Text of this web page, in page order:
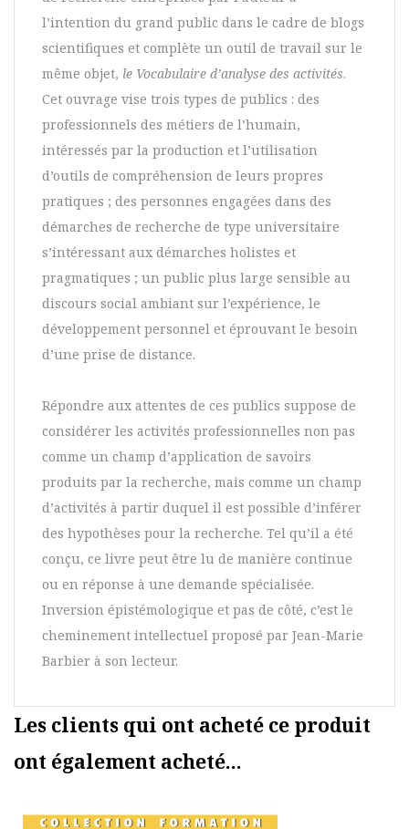
l’intention du grand public dans le cadre de blogs
scientifiques et complète un outil de travail sur le
même objet, le Vocabulaire d’analyse des activités.
Cet ouvrage vise trois types de publics : des
professionnels des métiers de l’humain,
intéressés par la production et l’utilisation
d’outils de compréhension de leurs propres
pratiques ; des personnes engagées dans des
démarches de recherche de type universitaire
s’intéressant aux démarches holistes et
pragmatiques ; un public plus large sensible au
discours social ambiant sur l’expérience, le
développement personnel et éprouvant le besoin
d’une prise de distance.
Répondre aux attentes de ces publics suppose de
considérer les activités professionnelles non pas
comme un champ d’application de savoirs
produits par la recherche, mais comme un champ
d’activités à partir duquel il est possible d’inférer
des hypothèses pour la recherche. Tel qu’il a été
conçu, ce livre peut être lu de manière continue
ou en réponse à une demande spécialisée.
Inversion épistémologique et pas de côté, c’est le
cheminement intellectuel proposé par Jean-Marie
Barbier à son lecteur.
Les clients qui ont acheté ce produit
ont également acheté...